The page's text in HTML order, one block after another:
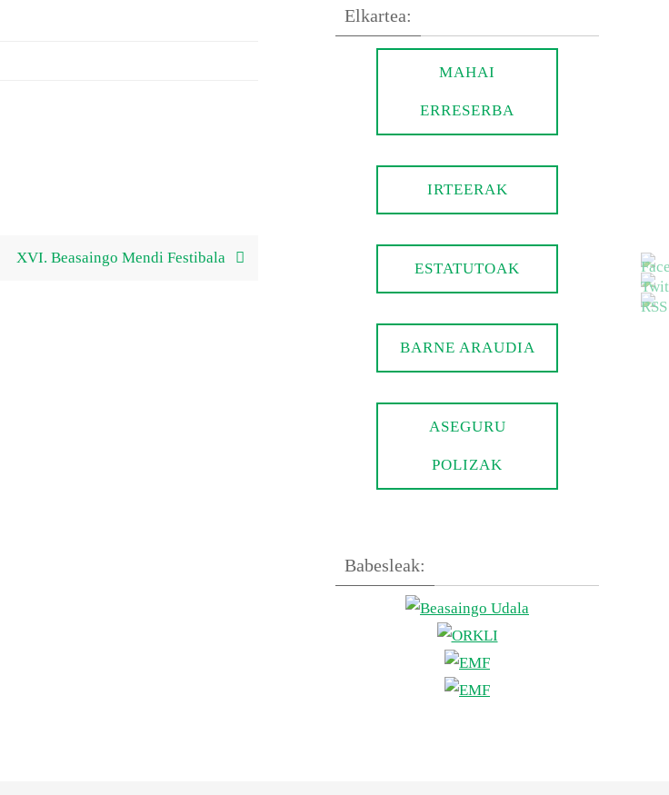
XVI. Beasaingo Mendi Festibala
Elkartea:
MAHAI
ERRESERBA
IRTEERAK
ESTATUTOAK
BARNE ARAUDIA
ASEGURU
POLIZAK
Babesleak: